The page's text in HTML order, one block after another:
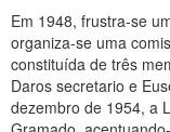
Em 1948, frustra-se
organiza-se uma
constituída de três
Daros secretario e
dezembro de 1954, a